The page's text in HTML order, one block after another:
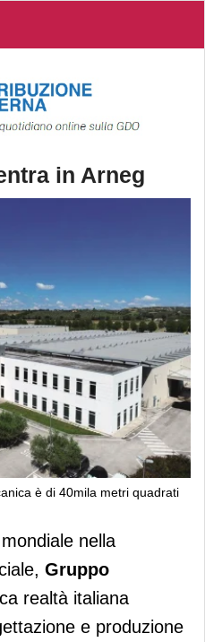
in Arneg
è di 40mila metri quadrati
in Arneg
nella
Gruppo
realtà italiana
e produzione